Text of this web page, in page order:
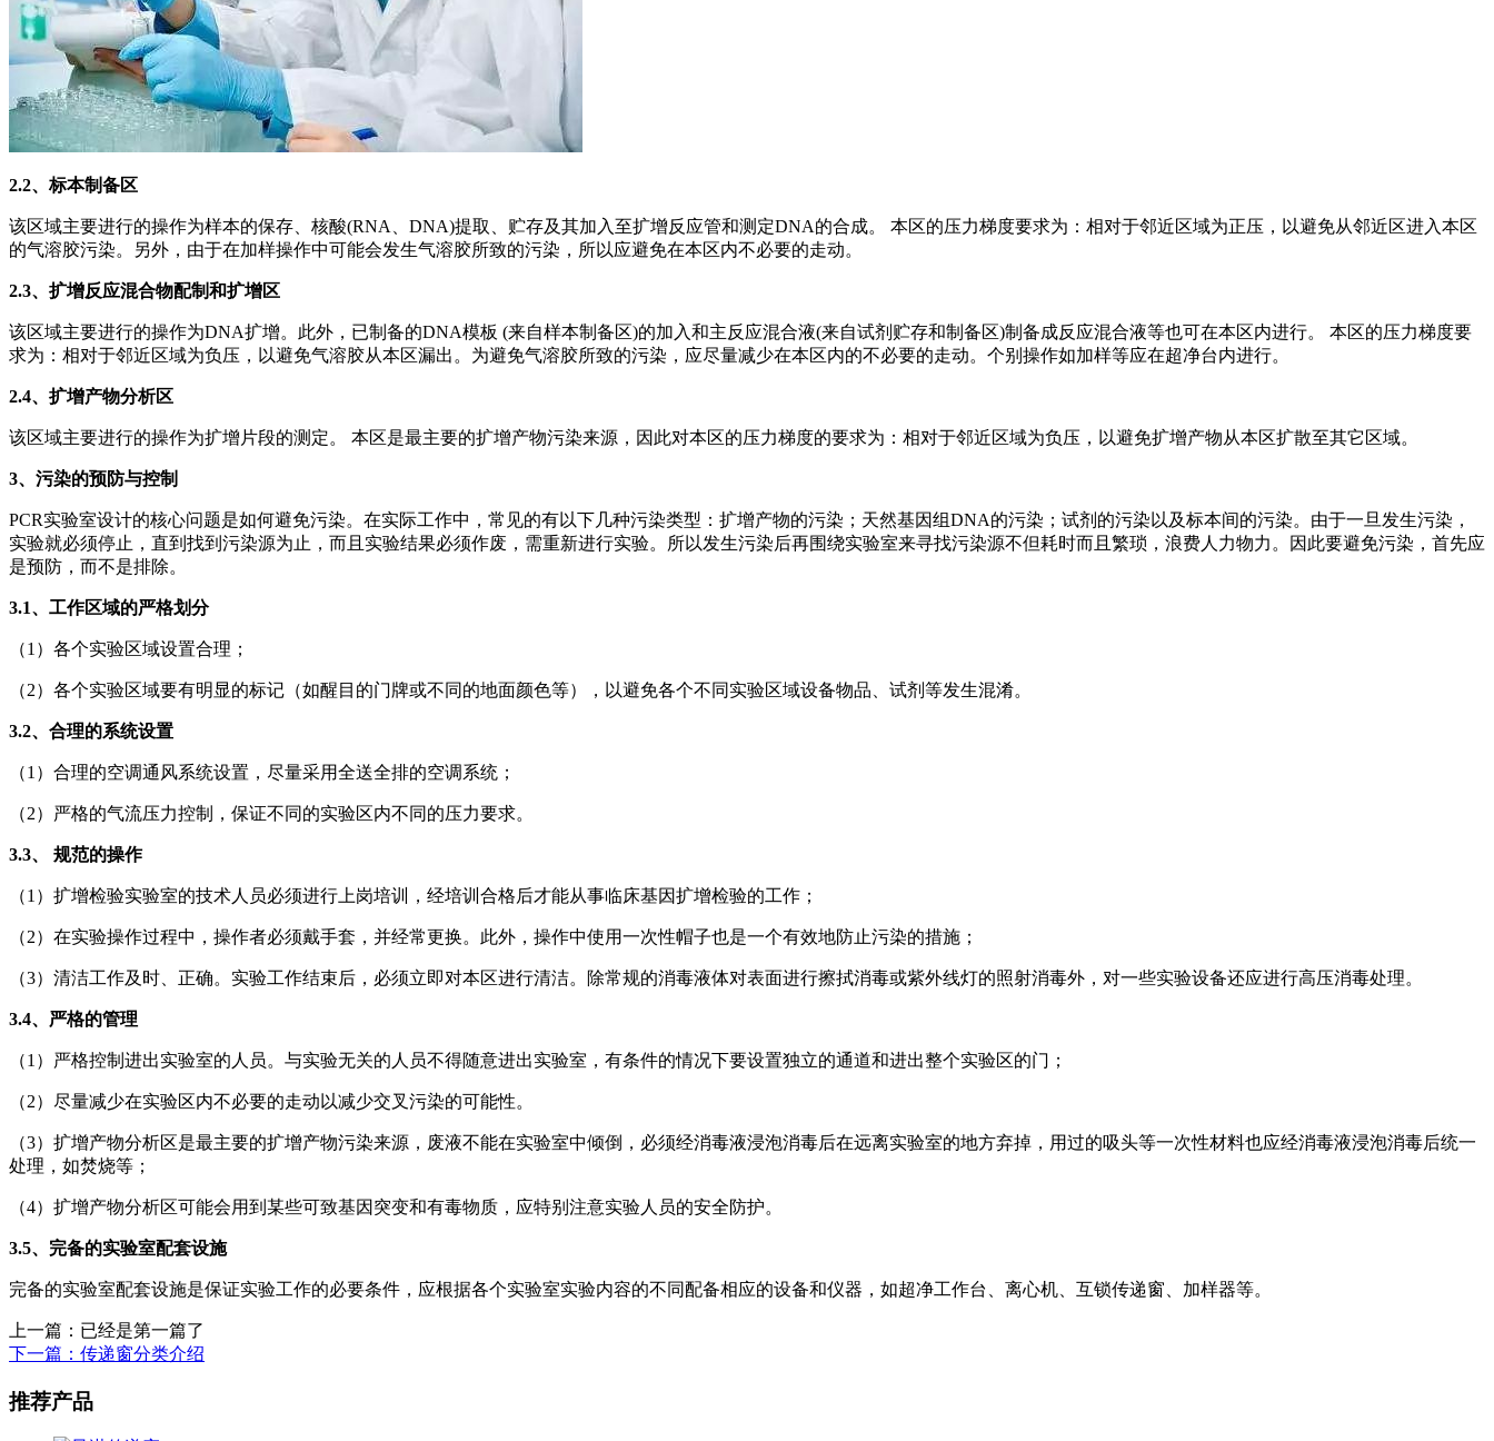
2.2、 标本制备区
该区域主要进行的操作为样本的保存、核酸(RNA、DNA)提取、贮存及其加入至扩增反应管和测定DNA的合成。 本区的压力梯度要求为：相对于邻近区域为正压，以避免从邻近区进入本区
的气溶胶污染。另外，由于在加样操作中可能会发生气溶胶所致的污染，所以应避免在本区内不必要的走动。
2.3、 扩增反应混合物配制和扩增区
该区域主要进行的操作为DNA扩增。此外，已制备的DNA模板 (来自样本制备区)的加入和主反应混合液(来自试剂贮存和制备区)制备成反应混合液等也可在本区内进行。 本区的压力梯度要
求为：相对于邻近区域为负压，以避免气溶胶从本区漏出。为避免气溶胶所致的污染，应尽量减少在本区内的不必要的走动。个别操作如加样等应在超净台内进行。
2.4、 扩增产物分析区
该区域主要进行的操作为扩增片段的测定。 本区是最主要的扩增产物污染来源，因此对本区的压力梯度的要求为：相对于邻近区域为负压，以避免扩增产物从本区扩散至其它区域。
3、 污染的预防与控制
PCR实验室设计的核心问题是如何避免污染。在实际工作中，常见的有以下几种污染类型：扩增产物的污染；天然基因组DNA的污染；试剂的污染以及标本间的污染。由于一旦发生污染，
实验就必须停止，直到找到污染源为止，而且实验结果必须作废，需重新进行实验。所以发生污染后再围绕实验室来寻找污染源不但耗时而且繁琐，浪费人力物力。因此要避免污染，首先应
是预防，而不是排除。
3.1、 工作区域的严格划分
（1）各个实验区域设置合理；
（2）各个实验区域要有明显的标记（如醒目的门牌或不同的地面颜色等），以避免各个不同实验区域设备物品、试剂等发生混淆。
3.2、 合理的系统设置
（1）合理的空调通风系统设置，尽量采用全送全排的空调系统；
（2）严格的气流压力控制，保证不同的实验区内不同的压力要求。
3.3、 规范的操作
（1）扩增检验实验室的技术人员必须进行上岗培训，经培训合格后才能从事临床基因扩增检验的工作；
（2）在实验操作过程中，操作者必须戴手套，并经常更换。此外，操作中使用一次性帽子也是一个有效地防止污染的措施；
（3）清洁工作及时、正确。实验工作结束后，必须立即对本区进行清洁。除常规的消毒液体对表面进行擦拭消毒或紫外线灯的照射消毒外，对一些实验设备还应进行高压消毒处理。
3.4、 严格的管理
（1）严格控制进出实验室的人员。与实验无关的人员不得随意进出实验室，有条件的情况下要设置独立的通道和进出整个实验区的门；
（2）尽量减少在实验区内不必要的走动以减少交叉污染的可能性。
（3）扩增产物分析区是最主要的扩增产物污染来源，废液不能在实验室中倾倒，必须经消毒液浸泡消毒后在远离实验室的地方弃掉，用过的吸头等一次性材料也应经消毒液浸泡消毒后统一
处理，如焚烧等；
（4）扩增产物分析区可能会用到某些可致基因突变和有毒物质，应特别注意实验人员的安全防护。
3.5、 完备的实验室配套设施
完备的实验室配套设施是保证实验工作的必要条件，应根据各个实验室实验内容的不同配备相应的设备和仪器，如超净工作台、离心机、互锁传递窗、加样器等。
上一篇：已经是第一篇了
下一篇：传递窗分类介绍
推荐产品